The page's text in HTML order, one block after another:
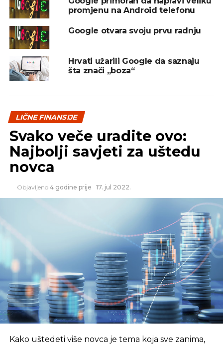
SLIČNE TEME:
SLEDEĆI
Zaradite na facebook-u
Još 2 dana do glasanja u Britaniji! Preuzmite
funti
promjenu na Android telefonu
Google otvara svoju prvu radnju
Hrvati užarili Google da saznaju
šta znači „boza“
LIČNE FINANSIJE
Svako veče uradite ovo:
Najbolji savjeti za uštedu
novca
Objavljeno 4 godine prije 17. jul 2022.
Kako uštedeti više novca je tema koja sve zanima,